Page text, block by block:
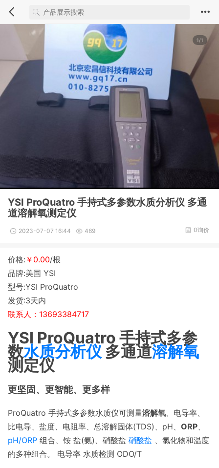
1/1
YSI ProQuatro 手持式多参数水质分析仪 多通
道溶解氧测定仪
2023-07-07 16:44 469 0询价
价格: ￥0.00/根
品牌:美国 YSI
型号:YSI ProQuatro
发货:3天内
联系人：13693384717
YSI ProQuatro 手持式多参
数水质分析仪 多通道溶解氧
测定仪
更坚固、更智能、更多样
ProQuatro 手持式多参数水质仪可测量溶解氧 、电导率、
比电导、盐度、电阻率、总溶解固体(TDS)、pH、 ORP
pH/ORP 组合、铵 盐(氨)、硝酸盐 硝酸盐 、氯化物和温度
的多种组合。 电导率 水质检测 ODO/T